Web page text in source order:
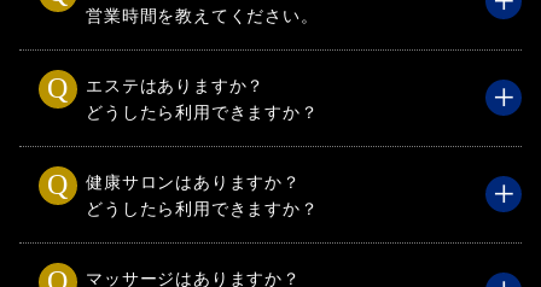
営業時間を教えてください。
エステはありますか？
どうしたら利用できますか？
健康サロンはありますか？
どうしたら利用できますか？
マッサージはありますか？